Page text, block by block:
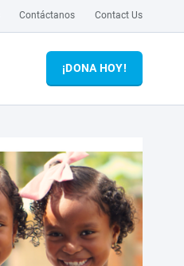
Contáctanos Contact Us
¡DONA HOY!